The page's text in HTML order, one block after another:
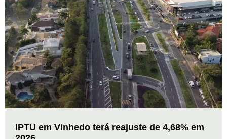
IPTU em Vinhedo terá reajuste de 4,68% em